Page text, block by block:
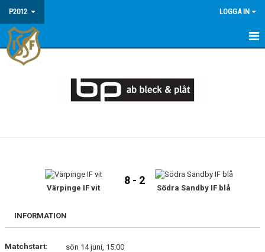
P2012 LOGGA IN
HEM
Värpinge IF vit
8 - 2
Södra Sandby IF blå
INFORMATION
Matchstart:
sön 14 juni, 15:00